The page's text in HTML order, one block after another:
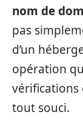
nom de
pas
d’un
opération
vérifications
tout souci.